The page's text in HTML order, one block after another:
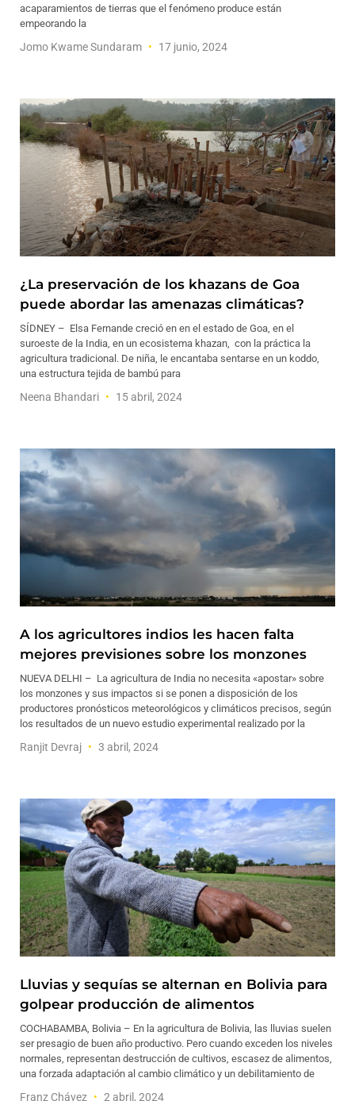
acaparamientos de tierras que el fenómeno produce están
empeorando la
Jomo Kwame Sundaram 17 junio, 2024
¿La preservación de los khazans de Goa
puede abordar las amenazas climáticas?
SÍDNEY – Elsa Fernande creció en en el estado de Goa, en el
suroeste de la India, en un ecosistema khazan, con la práctica la
agricultura tradicional. De niña, le encantaba sentarse en un koddo,
una estructura tejida de bambú para
Neena Bhandari 15 abril, 2024
A los agricultores indios les hacen falta
mejores previsiones sobre los monzones
NUEVA DELHI – La agricultura de India no necesita «apostar» sobre
los monzones y sus impactos si se ponen a disposición de los
productores pronósticos meteorológicos y climáticos precisos, según
los resultados de un nuevo estudio experimental realizado por la
Ranjit Devraj 3 abril, 2024
Lluvias y sequías se alternan en Bolivia para
golpear producción de alimentos
COCHABAMBA, Bolivia – En la agricultura de Bolivia, las lluvias suelen
ser presagio de buen año productivo. Pero cuando exceden los niveles
normales, representan destrucción de cultivos, escasez de alimentos,
una forzada adaptación al cambio climático y un debilitamiento de
Franz Chávez 2 abril, 2024